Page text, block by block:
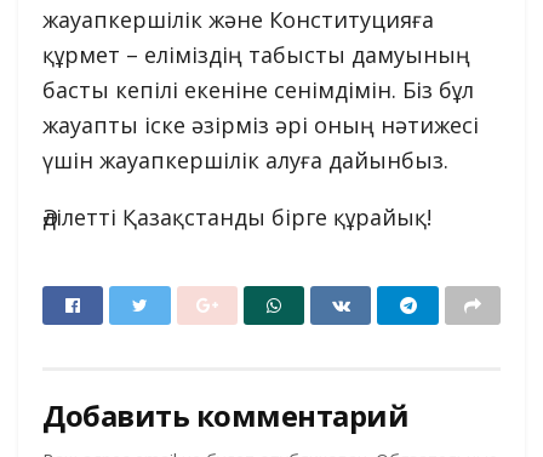
жауапкершілік және Конституцияға
құрмет – еліміздің табысты дамуының
басты кепілі екеніне сенімдімін. Біз бұл
жауапты іске әзірміз әрі оның нәтижесі
үшін жауапкершілік алуға дайынбыз.
Әділетті Қазақстанды бірге құрайық!
Добавить комментарий